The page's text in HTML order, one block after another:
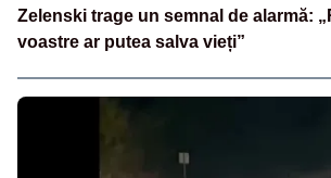
Zelenski trage un semnal de alarmă:
voastre ar putea salva vieți”